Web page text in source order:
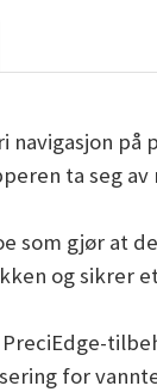
navigasjon
ta seg
gjør at
og sikrer
for